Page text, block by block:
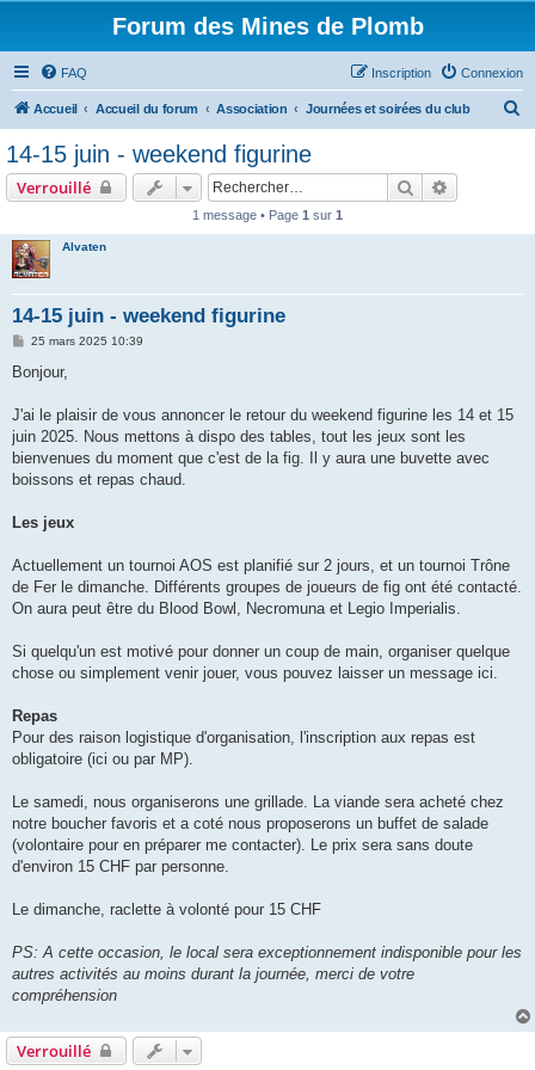
Forum des Mines de Plomb
FAQ Connexion
Inscription
Accueil Accueil du forum Association Journées et soirées du club
14-15 juin - weekend figurine
Verrouillé Rechercher
1 message • Page 1 sur 1
Alvaten
14-15 juin - weekend figurine
M
s
g
25 mars 2025 10:39
Bonjour,
J'ai le plaisir de vous annoncer le retour du weekend figurine les 14 et 15
juin 2025. Nous mettons à dispo des tables, tout les jeux sont les
bienvenues du moment que c'est de la fig. Il y aura une buvette avec
boissons et repas chaud.
Les jeux
Actuellement un tournoi AOS est planifié sur 2 jours, et un tournoi Trône
de Fer le dimanche. Différents groupes de joueurs de fig ont été contacté.
On aura peut être du Blood Bowl, Necromuna et Legio Imperialis.
Si quelqu'un est motivé pour donner un coup de main, organiser quelque
chose ou simplement venir jouer, vous pouvez laisser un message ici.
Repas
Pour des raison logistique d'organisation, l'inscription aux repas est
obligatoire (ici ou par MP).
Le samedi, nous organiserons une grillade. La viande sera acheté chez
notre boucher favoris et a coté nous proposerons un buffet de salade
(volontaire pour en préparer me contacter). Le prix sera sans doute
d'environ 15 CHF par personne.
Le dimanche, raclette à volonté pour 15 CHF
PS: A cette occasion, le local sera exceptionnement indisponible pour les
autres activités au moins durant la journée, merci de votre
compréhension
Verrouillé